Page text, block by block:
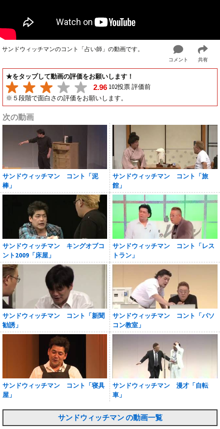
サンドウィッチマンのコント「占い師」の動画です。
コメント 共有
★をタップして動画の評価をお願いします！
2.96 102投票 評価前
※５段階で面白さの評価をお願いします。
次の動画
サンドウィッチマン コント「泥
棒」
サンドウィッチマン コント「旅
館」
サンドウィッチマン キングオブコ
ント2009「床屋」
サンドウィッチマン コント「レス
トラン」
サンドウィッチマン コント「新聞
勧誘」
サンドウィッチマン コント「パソ
コン教室」
サンドウィッチマン コント「寝具
屋」
サンドウィッチマン 漫才「自転
車」
サンドウィッチマン の動画一覧